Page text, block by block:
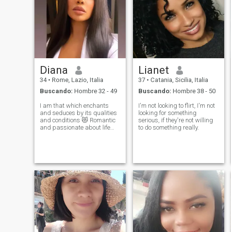
Diana
34 • Rome, Lazio, Italia
Buscando: Hombre 32 - 49
I am that which enchants
and seduces by its qualities
and conditions 😻 Romantic
and passionate about life
trusting place, but let's not
forget that all this is possible
only with respect. love, loyalty,
empathy and commitments
so we can continue the party
of life 🎇
Lianet
37 • Catania, Sicilia, Italia
Buscando: Hombre 38 - 50
I'm not looking to flirt, I'm not
looking for something
serious, if they're not willing
to do something really.